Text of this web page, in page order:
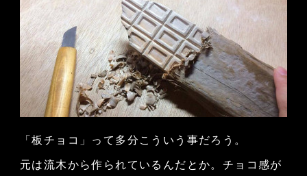
「板チョコ」って多分こういう事だろう。
元は流木から作られているんだとか。チョコ感が